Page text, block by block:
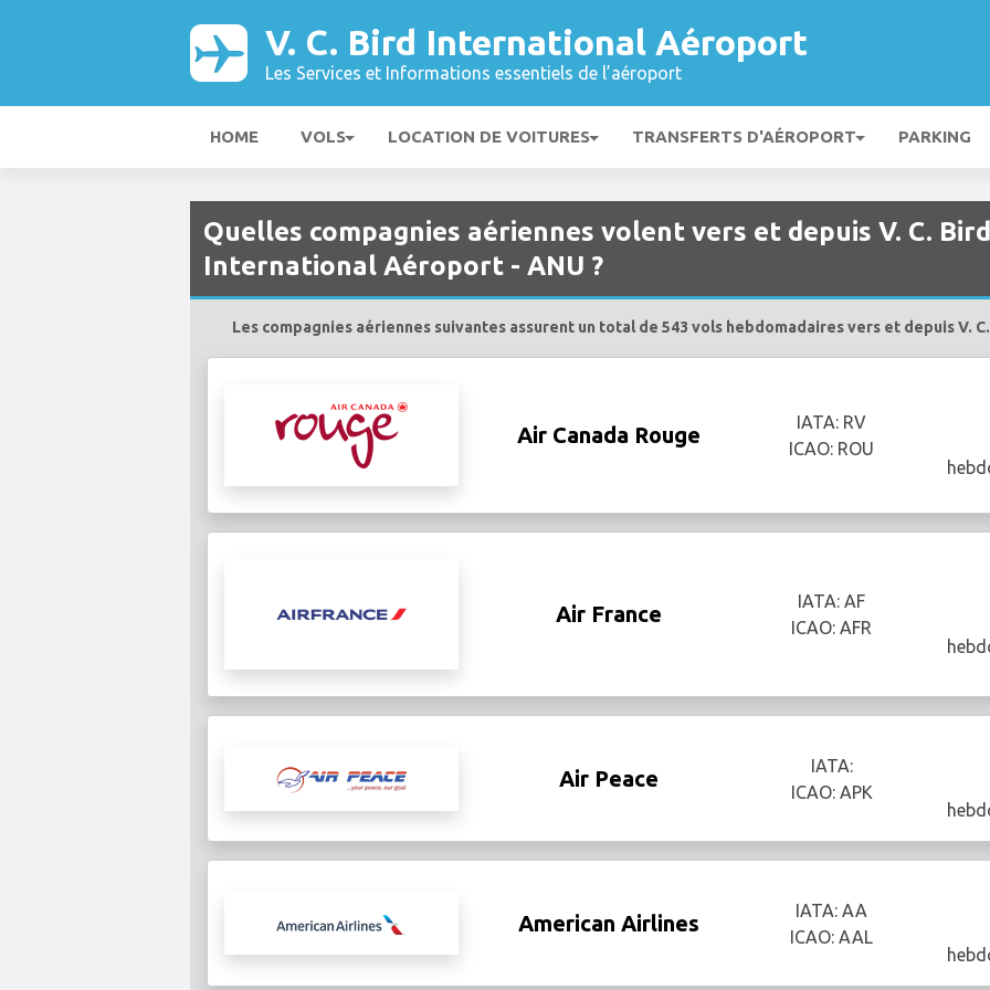
V. C. Bird International Aéroport
Les Services et Informations essentiels de l’aéroport
HOME VOLS LOCATION DE VOITURES TRANSFERTS D'AÉROPORT PARKING
Quelles compagnies aériennes volent vers et depuis V. C. Bird
International Aéroport - ANU ?
Les compagnies aériennes suivantes assurent un total de 543 vols hebdomadaires vers et depuis V.
Air Canada Rouge
IATA: RV
ICAO: ROU
Air France
IATA: AF
ICAO: AFR
Air Peace
IATA:
ICAO: APK
American Airlines
IATA: AA
ICAO: AAL